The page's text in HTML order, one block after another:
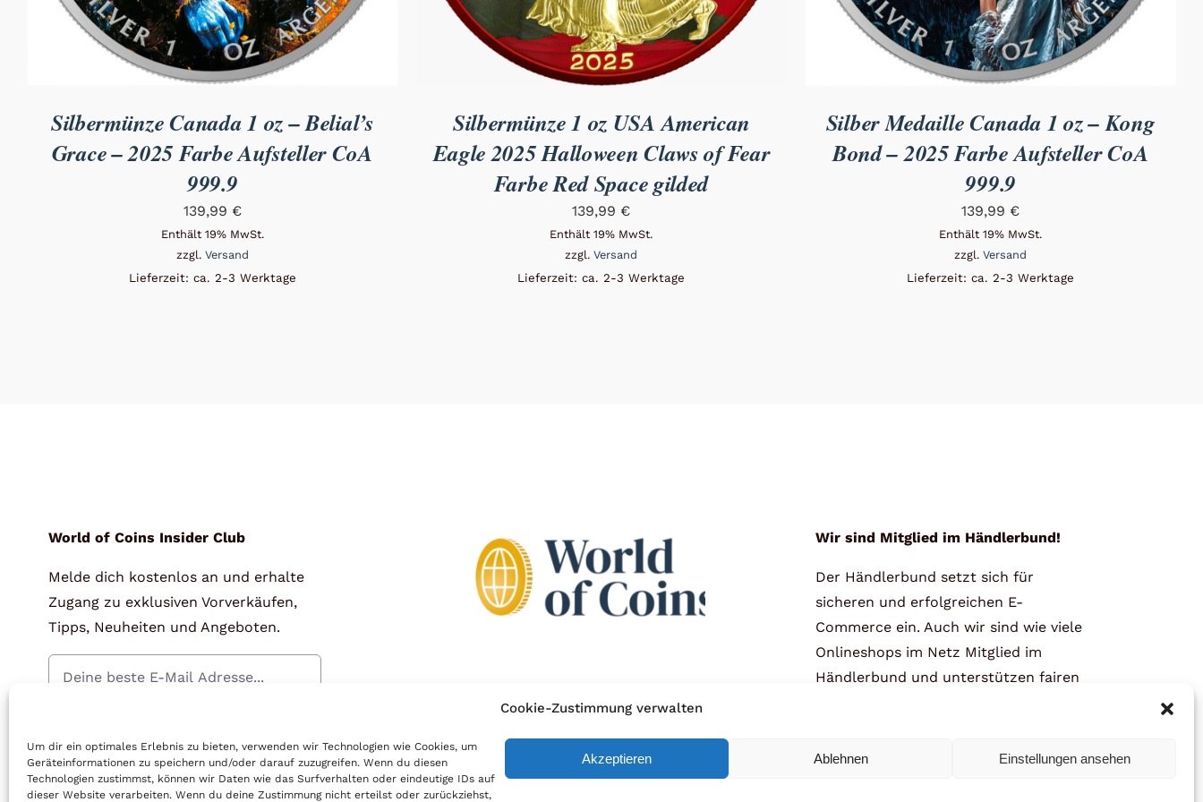
Cookie-Zustimmung verwalten
Um dir ein optimales Erlebnis zu bieten, verwenden wir Technologien wie Cookies, um
Geräteinformationen zu speichern und/oder darauf zuzugreifen. Wenn du diesen
Technologien zustimmst, können wir Daten wie das Surfverhalten oder eindeutige IDs auf
dieser Website verarbeiten. Wenn du deine Zustimmung nicht erteilst oder zurückziehst,
Akzeptieren Ablehnen Einstellungen ansehen
Silbermünze Canada 1 oz – Belial’s
Grace – 2025 Farbe Aufsteller CoA
999.9
139,99 €
Enthält 19% MwSt.
zzgl. Versand
Lieferzeit: ca. 2-3 Werktage
Silbermünze 1 oz USA American
Eagle 2025 Halloween Claws of Fear
Farbe Red Space gilded
139,99 €
Enthält 19% MwSt.
zzgl.Versand
Lieferzeit: ca. 2-3 Werktage
Silber Medaille Canada 1 oz – Kong
Bond – 2025 Farbe Aufsteller CoA
999.9
139,99 €
Enthält 19% MwSt.
zzgl.Versand
Lieferzeit: ca. 2-3 Werktage
World of Coins Insider Club
Melde dich kostenlos an und erhalte
Zugang zu exklusiven Vorverkäufen,
Tipps, Neuheiten und Angeboten.
Wir sind Mitglied im Händlerbund!
Der Händlerbund setzt sich für
sicheren und erfolgreichen E-
Commerce ein. Auch wir sind wie viele
Onlineshops im Netz Mitglied im
Händlerbund und unterstützen fairen